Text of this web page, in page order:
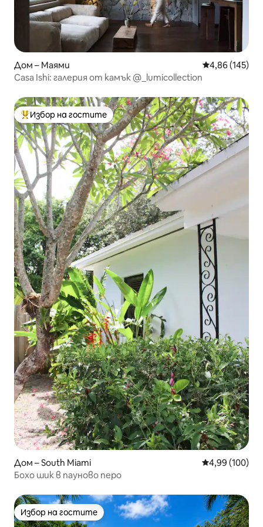
Дом – Маями Средна
4,86 (145)
Casa Ishi: галерия от камък @_lumicollection
Най-популярен избор на гостите
Избор на гостите
Дом – South Miami Средна
4,99 (100)
Бохо шик в пауново перо
Избор на гостите
Избор на гостите